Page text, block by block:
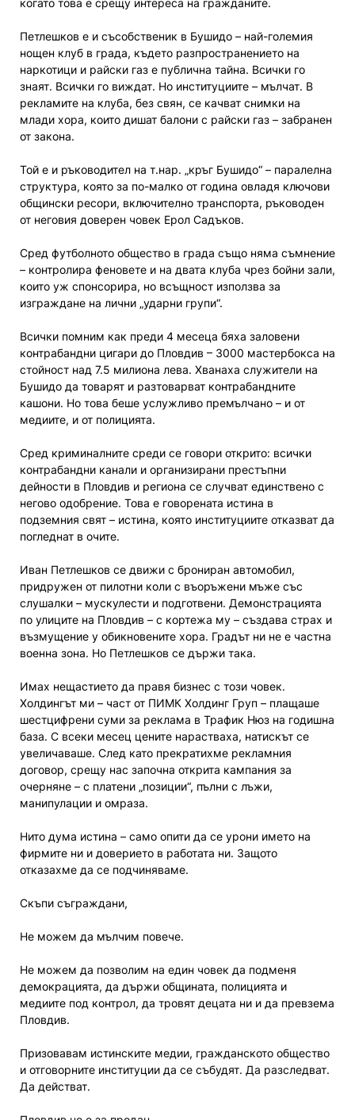
когато това е срещу интереса на гражданите.
Петлешков е и съсобственик в Бушидо – най-големия
нощен клуб в града, където разпространението на
наркотици и райски газ е публична тайна. Всички го
знаят. Всички го виждат. Но институциите – мълчат. В
рекламите на клуба, без свян, се качват снимки на
млади хора, които дишат балони с райски газ – забранен
от закона.
Той е и ръководител на т.нар. „кръг Бушидо“ – паралелна
структура, която за по-малко от година овладя ключови
общински ресори, включително транспорта, ръководен
от неговия доверен човек Ерол Садъков.
Сред футболното общество в града също няма съмнение
– контролира феновете и на двата клуба чрез бойни зали,
които уж спонсорира, но всъщност използва за
изграждане на лични „ударни групи“.
Всички помним как преди 4 месеца бяха заловени
контрабандни цигари до Пловдив – 3000 мастербокса на
стойност над 7.5 милиона лева. Хванаха служители на
Бушидо да товарят и разтоварват контрабандните
кашони. Но това беше услужливо премълчано – и от
медиите, и от полицията.
Сред криминалните среди се говори открито: всички
контрабандни канали и организирани престъпни
дейности в Пловдив и региона се случват единствено с
негово одобрение. Това е говорената истина в
подземния свят – истина, която институциите отказват да
погледнат в очите.
Иван Петлешков се движи с брониран автомобил,
придружен от пилотни коли с въоръжени мъже със
слушалки – мускулести и подготвени. Демонстрацията
по улиците на Пловдив – с кортежа му – създава страх и
възмущение у обикновените хора. Градът ни не е частна
военна зона. Но Петлешков се държи така.
Имах нещастието да правя бизнес с този човек.
Холдингът ми – част от ПИМК Холдинг Груп – плащаше
шестцифрени суми за реклама в Трафик Нюз на годишна
база. С всеки месец цените нарастваха, натискът се
увеличаваше. След като прекратихме рекламния
договор, срещу нас започна открита кампания за
очерняне – с платени „позиции“, пълни с лъжи,
манипулации и омраза.
Нито дума истина – само опити да се урони името на
фирмите ни и доверието в работата ни. Защото
отказахме да се подчиняваме.
Скъпи съграждани,
Не можем да мълчим повече.
Не можем да позволим на един човек да подменя
демокрацията, да държи общината, полицията и
медиите под контрол, да тровят децата ни и да превзема
Пловдив.
Призовавам истинските медии, гражданското общество
и отговорните институции да се събудят. Да разследват.
Да действат.